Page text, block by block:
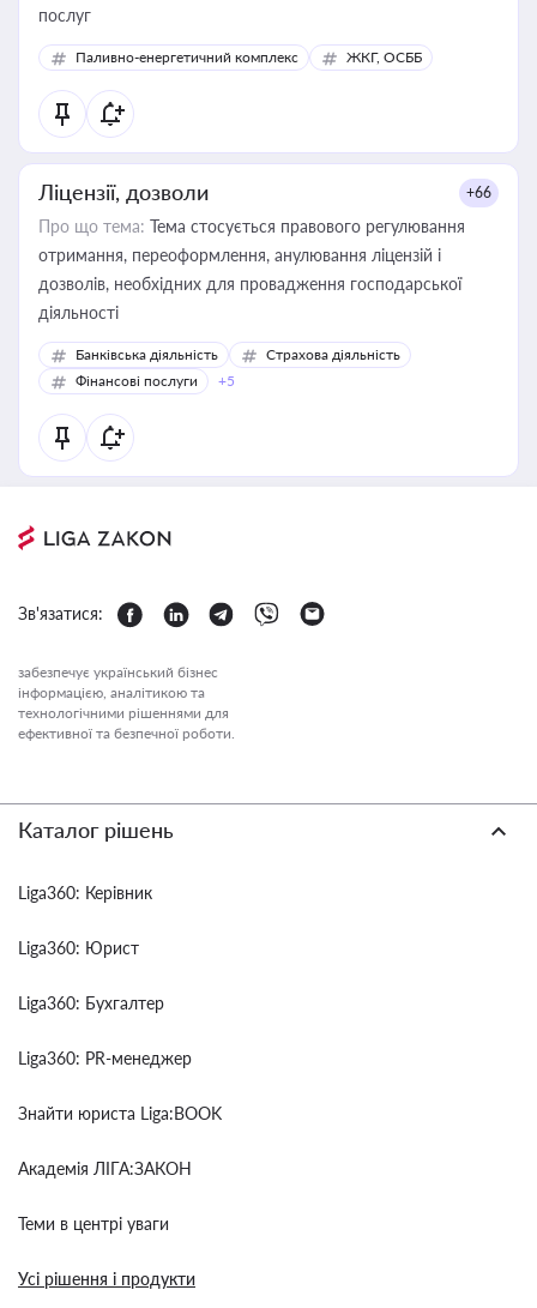
послуг
Паливно-енергетичний комплекс ЖКГ, ОСББ
Ліцензії, дозволи +66
Про що тема: Тема стосується правового регулювання
отримання, переоформлення, анулювання ліцензій і
дозволів, необхідних для провадження господарської
діяльності
Банківська діяльність
Страхова діяльність
Фінансові послуги
+5
Зв'язатися:
забезпечує український бізнес
інформацією, аналітикою та
технологічними рішеннями для
ефективної та безпечної роботи.
Каталог рішень
Liga360: Керівник
Liga360: Юрист
Liga360: Бухгалтер
Liga360: PR-менеджер
Знайти юриста Liga:BOOK
Академія ЛІГА:ЗАКОН
Теми в центрі уваги
Усі рішення і продукти